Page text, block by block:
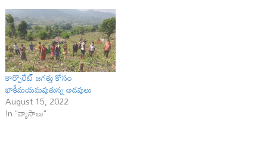
కార్పొరేట్ జగత్తు కోసం
ఖాకీమయమవుతున్న అడవులు
August 15, 2022
In "వ్యాసాలు"